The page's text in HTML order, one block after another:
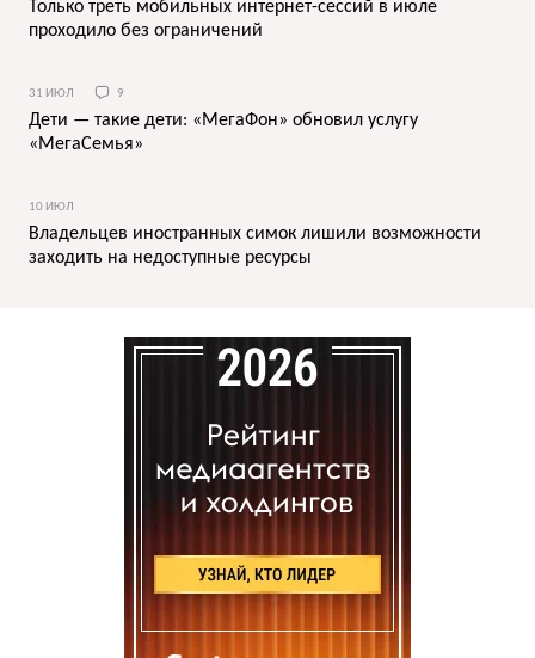
Только треть мобильных интернет-сессий в июле
проходило без ограничений
31 ИЮЛ 9
Дети — такие дети: «МегаФон» обновил услугу
«МегаСемья»
10 ИЮЛ
Владельцев иностранных симок лишили возможности
заходить на недоступные ресурсы